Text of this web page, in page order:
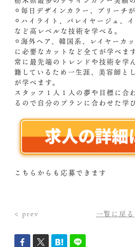
⚪︎毎日デザインカラー、ブリーチが
⚪︎ハイライト、バレイヤージュ、
など高レベルな技術を学べる。
⚪︎海外ヘア、韓国系、レイヤーカ
に必要なカットなど全てが学べます
常に最先端のトレンドや技術を学
籍しているため一生涯、美容師と
が学べます。
スタッフ１人１人の夢や目標に合
るので自分のプランに合わせた学
こちらからも応募できます
< prev 一覧に戻る